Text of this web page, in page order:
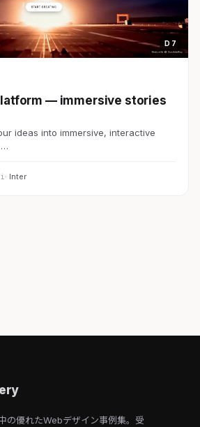
D 7
— immersive stories
ideas into immersive, interactive
…
· Inter
の優れたWebデザイン事例集。受